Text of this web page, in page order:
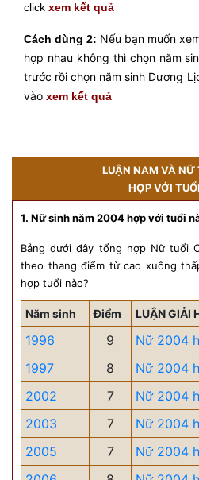
click xem kết quả
Cách dùng 2: Nếu bạn muốn
hợp nhau không thì chọn năm
trước rồi chọn năm sinh Dương
vào xem kết quả
LUẬN NAM VÀ
HỢP VỚI
1. Nữ sinh năm 2004 hợp với tuổi
Bảng dưới đây tổng hợp Nữ tuổi
theo thang điểm từ cao xuống
hợp tuổi nào?
Năm sinh Điểm LUẬN GIẢI
1996 9
Nữ 2004
1997
8
Nữ 2004
2002
7
Nữ 2004
2003
7
Nữ 2004
2005
7
Nữ 2004